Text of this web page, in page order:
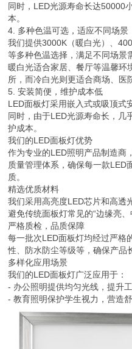
同时，LED光源寿命长达50000
本。
4. 多种色温可选，适应不同场景
我们提供3000K（暖白光）、
等多种色温选择，满足不同场景
暖白光适合家居、餐厅等温馨环
所，而冷白光则更适合商场、医
5. 安装简便，维护成本低
LED面板灯采用嵌入式或吸顶式
同时，由于LED光源寿命长，几
护成本。
我们的LED面板灯优势
作为专业的LED照明产品制造商
质量管理体系，确保每一款LED
质。
精选优质材料
我们采用高亮度LED芯片和高透
避免传统面板灯常见的“边缘亮、
严格质检，品质保障
每一批次LED面板灯均经过严格
性、防水防尘等级等，确保产品
多样化应用场景
我们的LED面板灯广泛应用于：
- 办公照明提供均匀光线，提升
- 教育照明保护学生视力，营造